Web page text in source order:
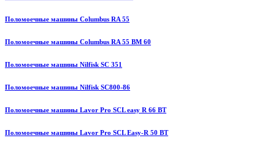
Поломоечные машины Columbus RA 55
Поломоечные машины Columbus RA 55 BM 60
Поломоечные машины Nilfisk SC 351
Поломоечные машины Nilfisk SC800-86
Поломоечные машины Lavor Pro SCL easy R 66 BT
Поломоечные машины Lavor Pro SCL Easy-R 50 BT